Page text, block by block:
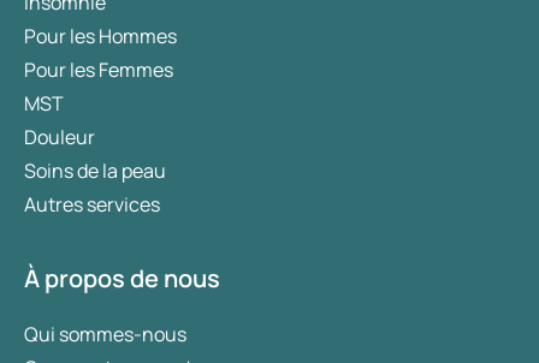
Pour les Hommes
Pour les Femmes
MST
Douleur
Soins de la peau
Autres services
À propos de nous
Qui sommes-nous